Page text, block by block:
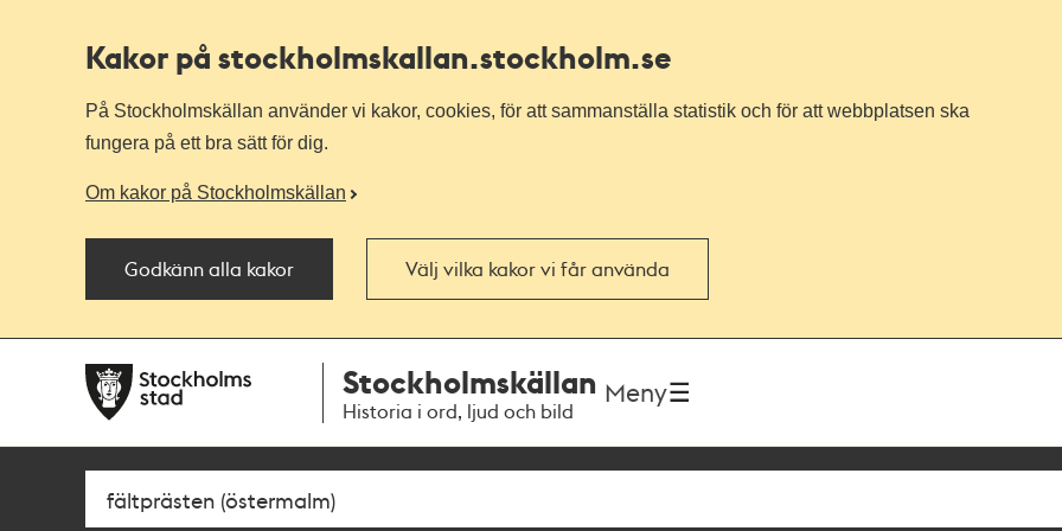
Kakor på stockholmskallan.stockholm.se
På Stockholmskällan använder vi kakor, cookies, för att sammanställa statistik och för att webbplatsen ska
fungera på ett bra sätt för dig.
Om kakor på Stockholmskällan
Godkänn alla kakor Välj vilka kakor vi får använda
navigationen
huvudinnehållet
Stockholmskällan
Historia i ord, ljud och bild
Meny
Sök